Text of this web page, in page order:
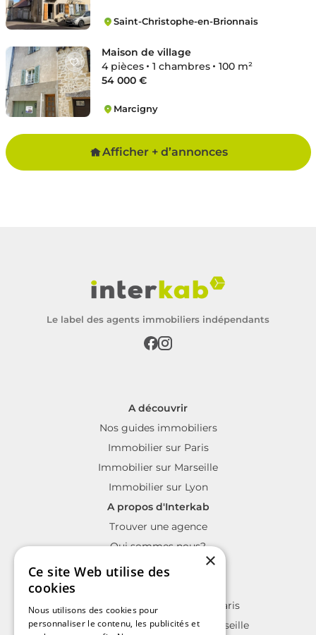
Saint-Christophe-en-Brionnais
Maison de village
4 pièces
1 chambres
100 m²
54 000 €
Marcigny
Afficher + d’annonces
Le label des agents immobiliers indépendants
A découvrir
Nos guides immobiliers
Immobilier sur Paris
Immobilier sur Marseille
Immobilier sur Lyon
A propos d'Interkab
Trouver une agence
Qui sommes nous?
La charte Interkab
Annonces immobilières sur Paris
Annonces immobilières sur Marseille
×
Ce site Web utilise des
cookies
Nous utilisons des cookies pour
personnaliser le contenu, les publicités et